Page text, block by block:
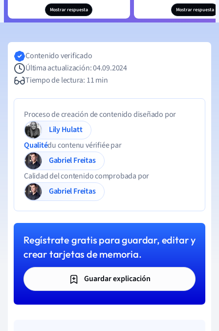
Mostrar respuesta Mostrar respuesta
Contenido verificado
Última actualización: 04.09.2024
Tiempo de lectura: 11 min
Proceso de creación de contenido diseñado por
Lily Hulatt
Qualitédu contenu vérifiée par
Gabriel Freitas
Calidad del contenido comprobada por
Gabriel Freitas
Regístrate gratis para guardar, editar y
crear tarjetas de memoria.
Guardar explicación